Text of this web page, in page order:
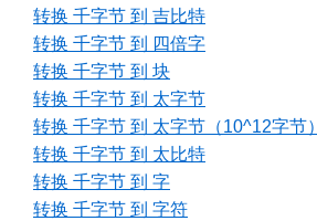
转换 千字节 到 吉比特
转换 千字节 到 四倍字
转换 千字节 到 块
转换 千字节 到 太字节
转换 千字节 到 太字节（10^12字节）
转换 千字节 到 太比特
转换 千字节 到 字
转换 千字节 到 字符